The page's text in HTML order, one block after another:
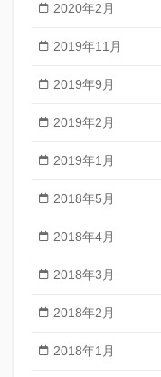
2020年2月
2019年11月
2019年9月
2019年2月
2019年1月
2018年5月
2018年4月
2018年3月
2018年2月
2018年1月